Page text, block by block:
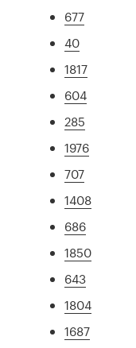
677
40
1817
604
285
1976
707
1408
686
1850
643
1804
1687